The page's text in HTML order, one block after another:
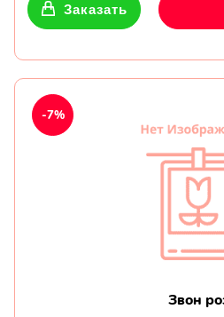
Заказать
Звон
-7%